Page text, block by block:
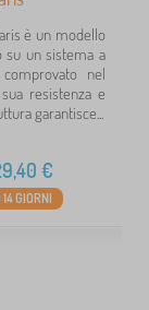
è un modello
su un sistema a
nel
resistenza e
garantisce...
€
GIORNI